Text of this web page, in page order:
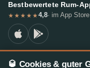
Bestbewertete Rum-
★★★★★4,8· im App
🥃 Cookies & guter